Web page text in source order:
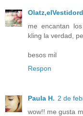
me encantan
kling la verdad,
besos mil
Respon
Paula H. 2 de
wow!! me gusta